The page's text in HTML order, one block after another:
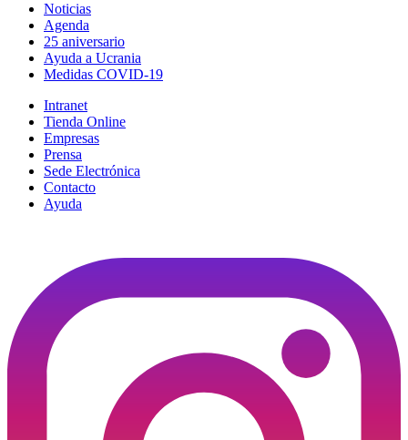
Noticias
Agenda
25 aniversario
Ayuda a Ucrania
Medidas COVID-19
Intranet
Tienda Online
Empresas
Prensa
Sede Electrónica
Contacto
Ayuda